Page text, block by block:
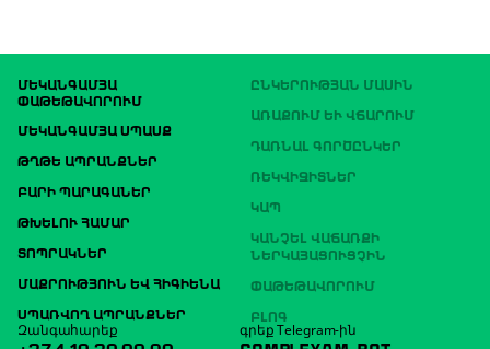
ՄԵԿԱՆԳԱՄՅԱ
ՓԱԹԵԹԱՎՈՐՈՒՄ
ՄԵԿԱՆԳԱՄՅԱ ՍՊԱՍՔ
ԹՂԹԵ ԱՊՐԱՆՔՆԵՐ
ԲԱՐԻ ՊԱՐԱԳԱՆԵՐ
ԹԽԵԼՈՒ ՀԱՄԱՐ
ՏՈՊՐԱԿՆԵՐ
ՄԱՔՐՈՒԹՅՈՒՆ ԵՎ ՀԻԳԻԵՆԱ
ՍՊԱՌՎՈՂ ԱՊՐԱՆՔՆԵՐ
ԸՆԿԵՐՈՒԹՅԱՆ ՄԱՍԻՆ
ԱՌԱՔՈՒՄ ԵՒ ՎՃԱՐՈՒՄ
ԴԱՌՆԱԼ ԳՈՐԾԸՆԿԵՐ
ՌԵԿՎԻԶԻՏՆԵՐ
ԿԱՊ
ԿԱՆՉԵԼ ՎԱՃԱՌՔԻ
ՆԵՐԿԱՅԱՑՈՒՑՉԻՆ
ՓԱԹԵԹԱՎՈՐՈՒՄ
ԲԼՈԳ
Զանգահարեք գրեք Telegram-ին